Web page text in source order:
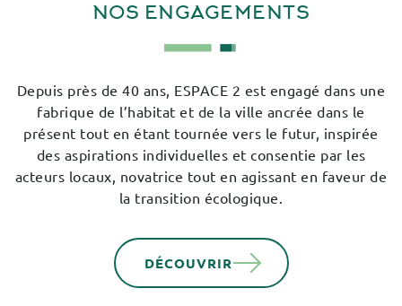
NOS ENGAGEMENTS
Depuis près de 40 ans, ESPACE 2 est engagé dans une
fabrique de l’habitat et de la ville ancrée dans le
présent tout en étant tournée vers le futur, inspirée
des aspirations individuelles et consentie par les
acteurs locaux, novatrice tout en agissant en faveur de
la transition écologique.
DÉCOUVRIR